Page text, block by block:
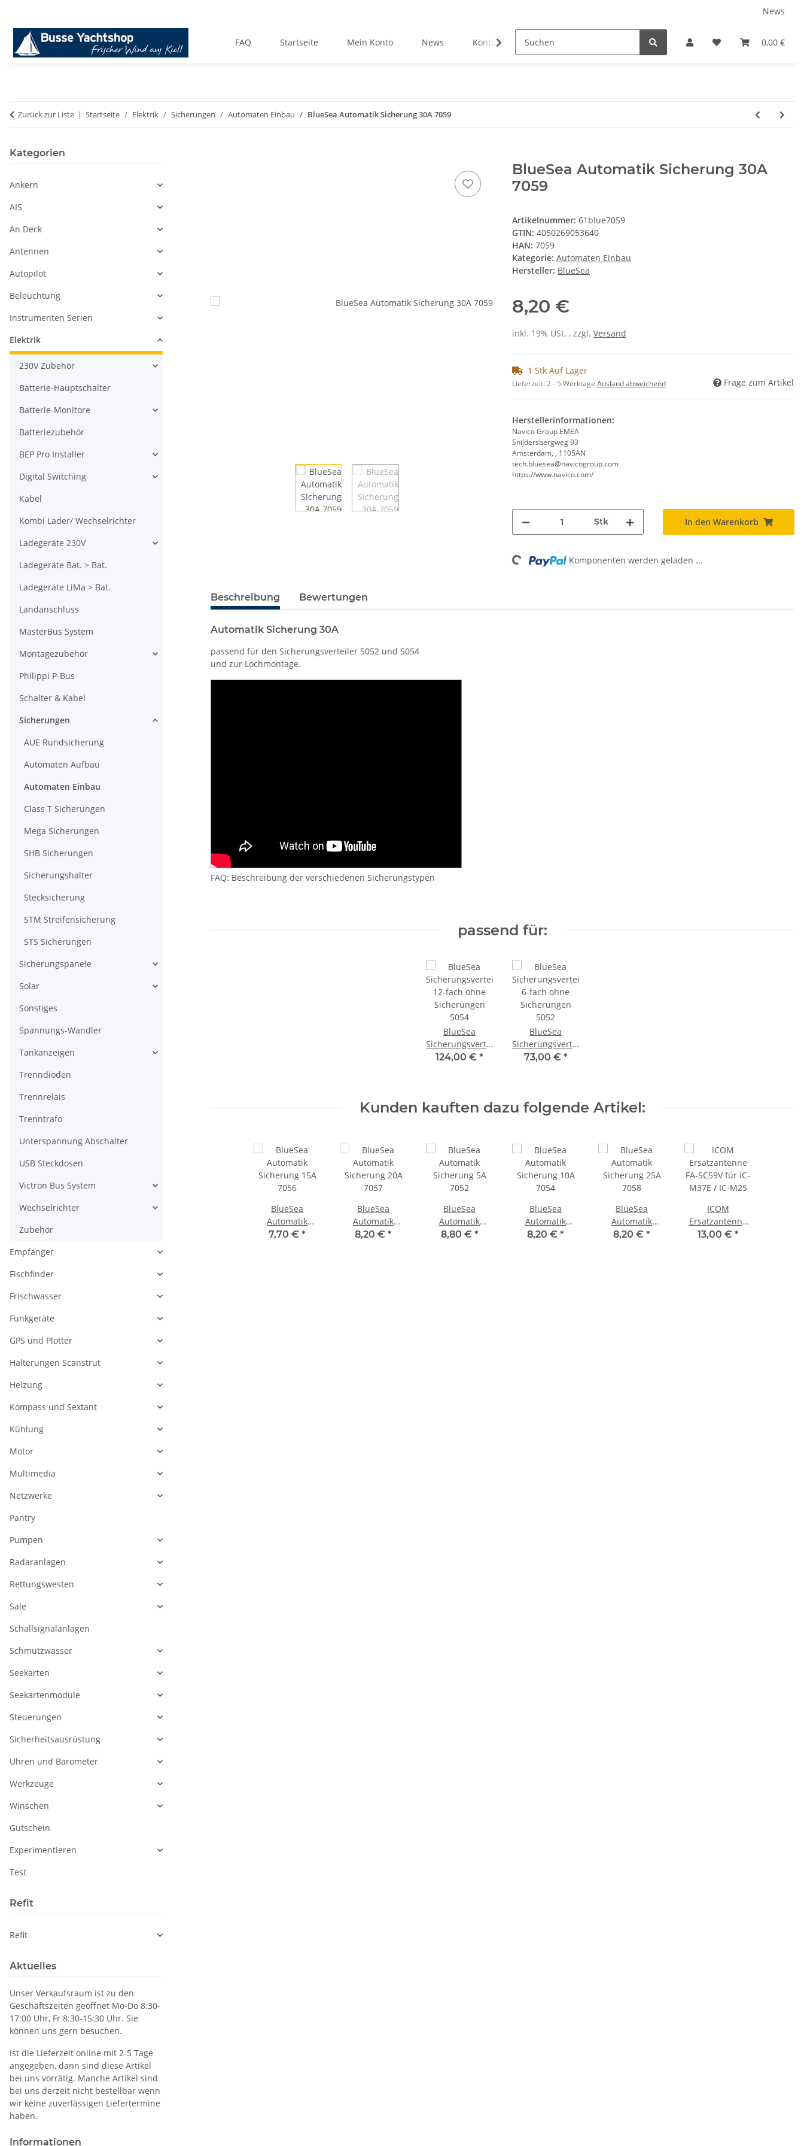
News
0,00 €
FAQ Startseite Mein Konto News Kontakt Karriere
Zurück zur Liste Startseite Elektrik Sicherungen Automaten Einbau BlueSea Automatik Sicherung 30A 7059
BlueSea Automatik Sicherung 30A
7059
Artikelnummer: 61blue7059
GTIN: 4050269053640
HAN: 7059
Kategorie: Automaten Einbau
Hersteller: BlueSea
8,20 €
inkl. 19% USt. , zzgl. Versand
1 Stk Auf Lager
Lieferzeit:2 - 5 Werktage Ausland abweichend Frage zum Artikel
Herstellerinformationen:
Navico Group EMEA
Snijdersbergweg 93
Amsterdam, , 1105AN
tech.bluesea@navicogroup.com
https://www.navico.com/
Stk In den Warenkorb
Loading... Komponenten werden geladen ...
Beschreibung Bewertungen
Automatik Sicherung 30A
passend für den Sicherungsverteiler 5052 und 5054
und zur Lochmontage.
FAQ: Beschreibung der verschiedenen Sicherungstypen
passend für:
BlueSea
Sicherungsverteiler
12-fach ohne
124,00 € *
BlueSea
Sicherungsverteiler
6-fach ohne
73,00 € *
Kunden kauften dazu folgende Artikel:
BlueSea
Automatik
Sicherung 15A
7,70 € *
BlueSea
Automatik
Sicherung 20A
8,20 € *
BlueSea
Automatik
Sicherung 5A
8,80 € *
BlueSea
Automatik
Sicherung 10A
8,20 € *
BlueSea
Automatik
Sicherung 25A
8,20 € *
ICOM
Ersatzantenne
FA-SC59V für IC-
13,00 € *
Kategorien
Ankern
AIS
An Deck
Antennen
Autopilot
Beleuchtung
Instrumenten Serien
Elektrik
230V Zubehör
Batterie-Hauptschalter
Batterie-Monitore
Batteriezubehör
BEP Pro Installer
Digital Switching
Kabel
Kombi Lader/ Wechselrichter
Ladegeräte 230V
Ladegeräte Bat. > Bat.
Ladegeräte LiMa > Bat.
Landanschluss
MasterBus System
Montagezubehör
Philippi P-Bus
Schalter & Kabel
Sicherungen
AUE Rundsicherung
Automaten Aufbau
Automaten Einbau
Class T Sicherungen
Mega Sicherungen
SHB Sicherungen
Sicherungshalter
Stecksicherung
STM Streifensicherung
STS Sicherungen
Sicherungspanele
Solar
Sonstiges
Spannungs-Wandler
Tankanzeigen
Trenndioden
Trennrelais
Trenntrafo
Unterspannung Abschalter
USB Steckdosen
Victron Bus System
Wechselrichter
Zubehör
Empfänger
Fischfinder
Frischwasser
Funkgeräte
GPS und Plotter
Halterungen Scanstrut
Heizung
Kompass und Sextant
Kühlung
Motor
Multimedia
Netzwerke
Pantry
Pumpen
Radaranlagen
Rettungswesten
Sale
Schallsignalanlagen
Schmutzwasser
Seekarten
Seekartenmodule
Steuerungen
Sicherheitsausrüstung
Uhren und Barometer
Werkzeuge
Winschen
Gutschein
Experimentieren
Test
Refit
Refit
Aktuelles
Unser Verkaufsraum ist zu den
Geschäftszeiten geöffnet Mo-Do 8:30-
17:00 Uhr, Fr 8:30-15:30 Uhr. Sie
können uns gern besuchen.
Ist die Lieferzeit online mit 2-5 Tage
angegeben, dann sind diese Artikel
bei uns vorrätig. Manche Artikel sind
bei uns derzeit nicht bestellbar wenn
wir keine zuverlässigen Liefertermine
haben.
Informationen